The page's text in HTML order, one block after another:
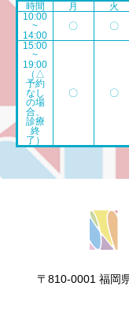
時間 月 火
10:00
~
14:00
〇 〇
15:00
~
19:00
（△
予約
なし
の場
合、
診療
終
了）
〇 〇
〒810-0001 福岡